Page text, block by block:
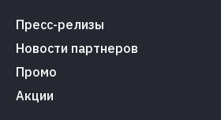
Пресс-релизы
Новости партнеров
Промо
Акции